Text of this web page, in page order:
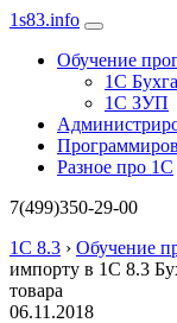
1s83.info
Обучение
1С
1С ЗУП
Разное про 1С
7(499)350-29-00
1С 8.3 › Обучение
импорту в 1С 8.3
товара
06.11.2018